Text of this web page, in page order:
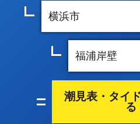
潮見表・タイ
る